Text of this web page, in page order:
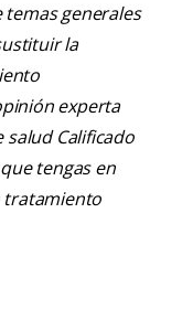
generales
la
experta
Calificado
tengas en
tratamiento